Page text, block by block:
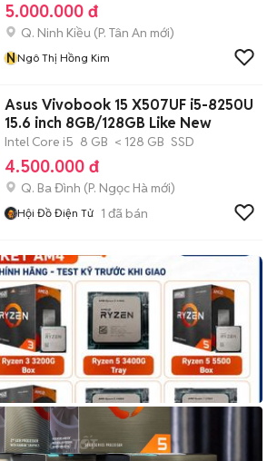
5.000.000 đ
Q. Ninh Kiều (P. Tân An mới)
NNgô Thị Hồng Kim
Asus Vivobook 15 X507UF i5-8250U
15.6 inch 8GB/128GB Like New
Intel Core i5 8 GB < 128 GB SSD
4.500.000 đ
Q. Ba Đình (P. Ngọc Hà mới)
Hội Đồ Điện Tử 1 đã bán